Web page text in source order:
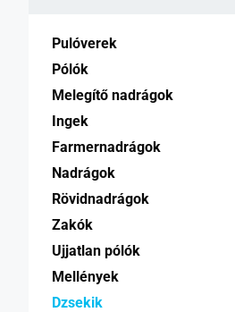
Pulóverek
Pólók
Melegítő nadrágok
Ingek
Farmernadrágok
Nadrágok
Rövidnadrágok
Zakók
Ujjatlan pólók
Mellények
Dzsekik